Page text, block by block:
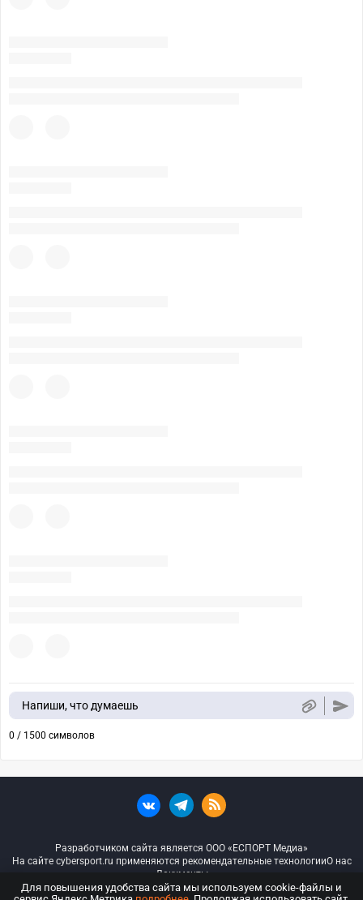
Напиши, что думаешь
0 / 1500 символов
Разработчиком сайта является ООО «ЕСПОРТ Медиа»
На сайте cybersport.ru применяются рекомендательные технологииО нас
Документы
Для повышения удобства сайта мы используем cookie-файлы и